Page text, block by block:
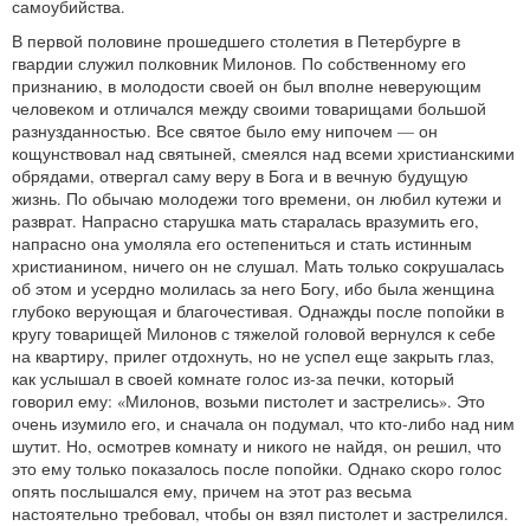
самоубийства.
В первой половине прошедшего столетия в Петербурге в
гвардии служил полковник Милонов. По собственному его
признанию, в молодости своей он был вполне неверующим
человеком и отличался между своими товарищами большой
разнузданностью. Все святое было ему нипочем — он
кощунствовал над святыней, смеялся над всеми христианскими
обрядами, отвергал саму веру в Бога и в вечную будущую
жизнь. По обычаю молодежи того времени, он любил кутежи и
разврат. Напрасно старушка мать старалась вразумить его,
напрасно она умоляла его остепениться и стать истинным
христианином, ничего он не слушал. Мать только сокрушалась
об этом и усердно молилась за него Богу, ибо была женщина
глубоко верующая и благочестивая. Однажды после попойки в
кругу товарищей Милонов с тяжелой головой вернулся к себе
на квартиру, прилег отдохнуть, но не успел еще закрыть глаз,
как услышал в своей комнате голос из-за печки, который
говорил ему: «Милонов, возьми пистолет и застрелись». Это
очень изумило его, и сначала он подумал, что кто-либо над ним
шутит. Но, осмотрев комнату и никого не найдя, он решил, что
это ему только показалось после попойки. Однако скоро голос
опять послышался ему, причем на этот раз весьма
настоятельно требовал, чтобы он взял пистолет и застрелился.